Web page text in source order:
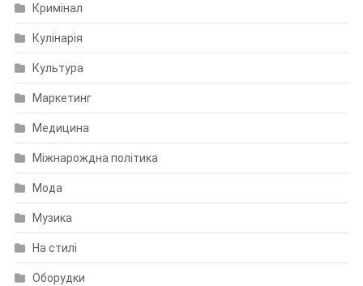
Кримінал
Кулінарія
Культура
Маркетинг
Медицина
Міжнарождна політика
Мода
Музика
На стилі
Оборудки